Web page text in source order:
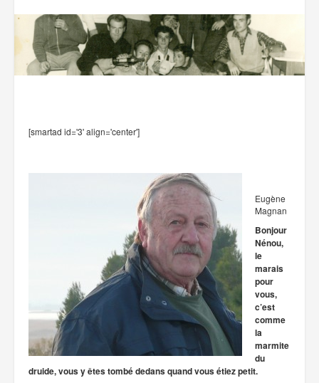
[smartad id='3' align='center']
Eugène
Magnan
Bonjour
Nénou,
le
marais
pour
vous,
c’est
comme
la
marmite
du
druide, vous y êtes tombé dedans quand vous étiez petit.